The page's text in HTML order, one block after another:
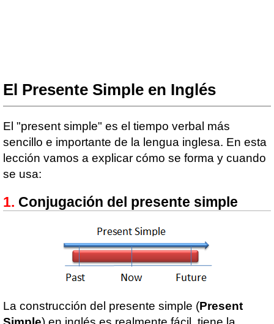
El Presente Simple en Inglés
El "present simple" es el tiempo verbal más
sencillo e importante de la lengua inglesa. En esta
lección vamos a explicar cómo se forma y cuando
se usa:
Conjugación del presente simple
La construcción del presente simple (Present